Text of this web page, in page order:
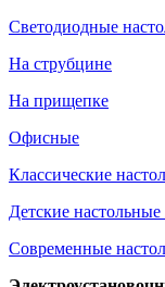
Светодиодные
На струбцине
На прищепке
Офисные
Классические
Детские
Современные